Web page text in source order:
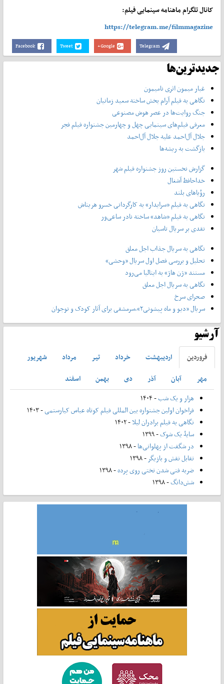
کانال تلگرام ماهنامه سینمایی فیلم:
https://telegram.me/filmmagazine
Facebook Tweet Google+ Telegram
جدیدترین‌ها
غبار میمون اثری نامیمون
نگاهی به فیلم آرام بخش ساخته سعید زمانیان
جنگ روایت‌ها در عصر هوش مصنوعی
معرفی فیلم‌های سینمایی چهل‌ و چهارمین جشنواره فیلم فجر
جلال آل‌احمد علیه جلال آل‌‌احمد
بازگشت به ریشه‌ها
گزارش نخستین روز جشنواره فیلم شهر
خداحافظ آشغال
رؤیاهای بلند
نگاهی به فیلم «سرایدار» به کارگردانی خسرو هریتاش
نگاهی به فیلم «شاهد» ساخته نادر ساعی‌ور
نقدی بر سریال تاسیان
نگاهی به سریال جذاب اجل معلق
تحلیل و بررسی فصل اول سریال «وحشی»
مستند «ژن هاژ» به ایتالیا می‌رود
نگاهی به سریال اجل معلق
صحرای سرخ
سریال «دیو و ماه پیشونی۲»،سرمشقی برای آثار کودک و نوجوان
آرشیو
فروردين ارديبهشت خرداد تير مرداد
شهريور
مهر
آبان آذر دی بهمن
اسفند
هزار و یک شب- ۱۴۰۴
فراخوان اولین جشنواره بین المللی فیلم کوتاه عباس کیارستمی- ۱۴۰۳
نگاهی به فیلم برادران لیلا- ۱۴۰۲
سایۀ یک شوک- ۱۳۹۹
در شگفت از پهلوانی‌ها- ۱۳۹۸
تقابل نقش و بازیگر- ۱۳۹۸
ضربه فنی شدن تختی روی پرده- ۱۳۹۸
شش‌دانگ- ۱۳۹۸